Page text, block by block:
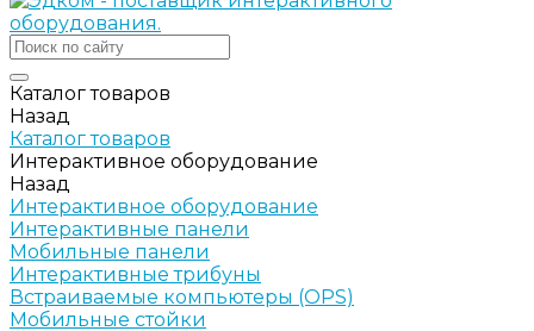
Каталог товаров
Назад
Каталог товаров
Интерактивное оборудование
Назад
Интерактивное оборудование
Интерактивные панели
Мобильные панели
Интерактивные трибуны
Встраиваемые компьютеры (OPS)
Мобильные стойки